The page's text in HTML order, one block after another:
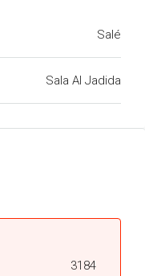
Salé
Sala Al Jadida
3184